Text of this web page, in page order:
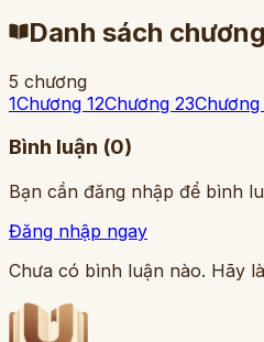
Danh sách chương
5 chương
1Chương 12Chương 23Chương
Bình luận (0)
Bạn cần đăng nhập để bình
Đăng nhập ngay
Chưa có bình luận nào. Hãy